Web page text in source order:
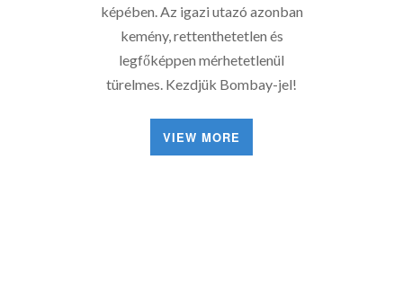
képében. Az igazi utazó azonban
kemény, rettenthetetlen és
legfőképpen mérhetetlenül
türelmes. Kezdjük Bombay-jel!
VIEW MORE